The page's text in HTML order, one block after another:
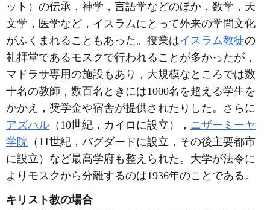
ット）の伝承，神学，言語学などのほか，数学，天
文学，医学など，イスラムにとって外来の学問文化
がふくまれることもあった。授業はイスラム教徒の
礼拝堂であるモスクで行われることが多かったが，
マドラサ専用の施設もあり，大規模なところでは数
十名の教師，数百名ときには1000名を超える学生を
かかえ，奨学金や宿舎が提供されたりした。さらに
アズハル （10世紀，カイロに設立）， ニザーミーヤ
学院 （11世紀，バグダードに設立，その後主要都市
に設立）など最高学府も整えられた。大学が法令に
よりモスクから分離するのは1936年のことである。
キリスト教の場合